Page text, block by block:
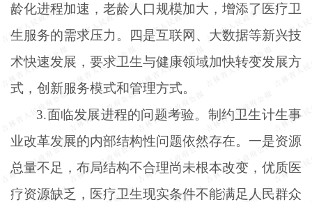
龄化进程加速，老龄人口规模加大，增添了医疗卫
生服务的需求压力。四是互联网、大数据等新兴技
术快速发展，要求卫生与健康领域加快转变发展方
式，创新服务模式和管理方式。
3.面临发展进程的问题考验。制约卫生计生事
业改革发展的内部结构性问题依然存在。一是资源
总量不足，布局结构不合理尚未根本改变，优质医
疗资源缺乏，医疗卫生现实条件不能满足人民群众